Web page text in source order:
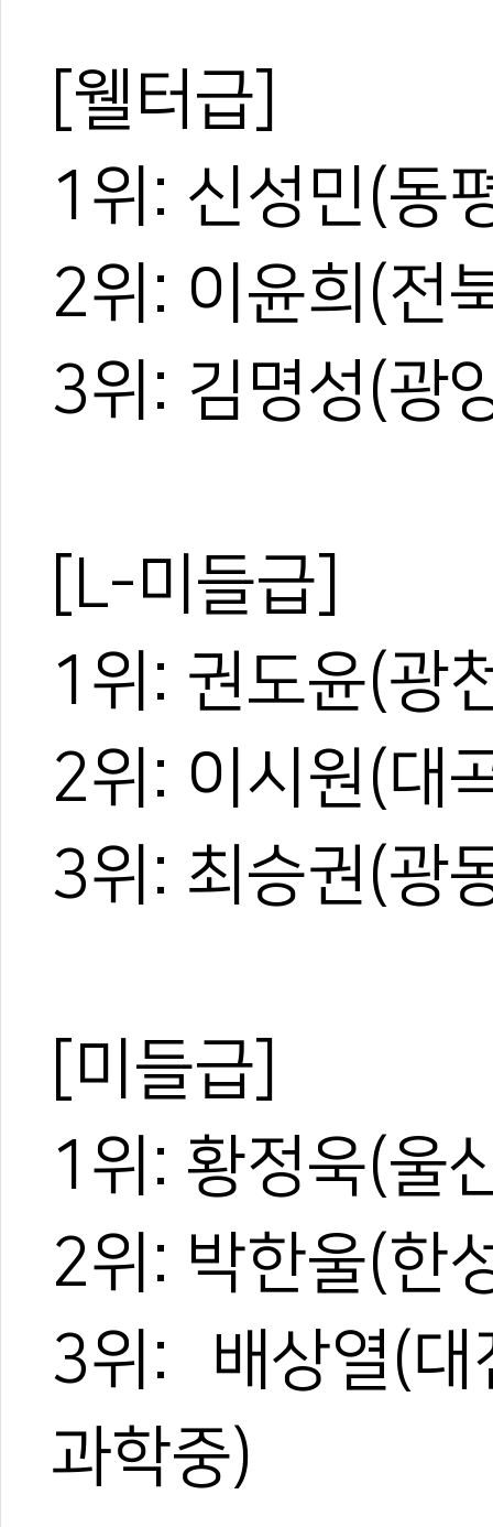
[웰터급]
1위: 신성민(동
2위: 이윤희(전
3위: 김명성(광
[L-미들급]
1위: 권도윤(광
2위: 이시원(대
3위: 최승권(광
[미들급]
1위: 황정욱(울
2위: 박한울(한
3위: 배상열(대
과학중)